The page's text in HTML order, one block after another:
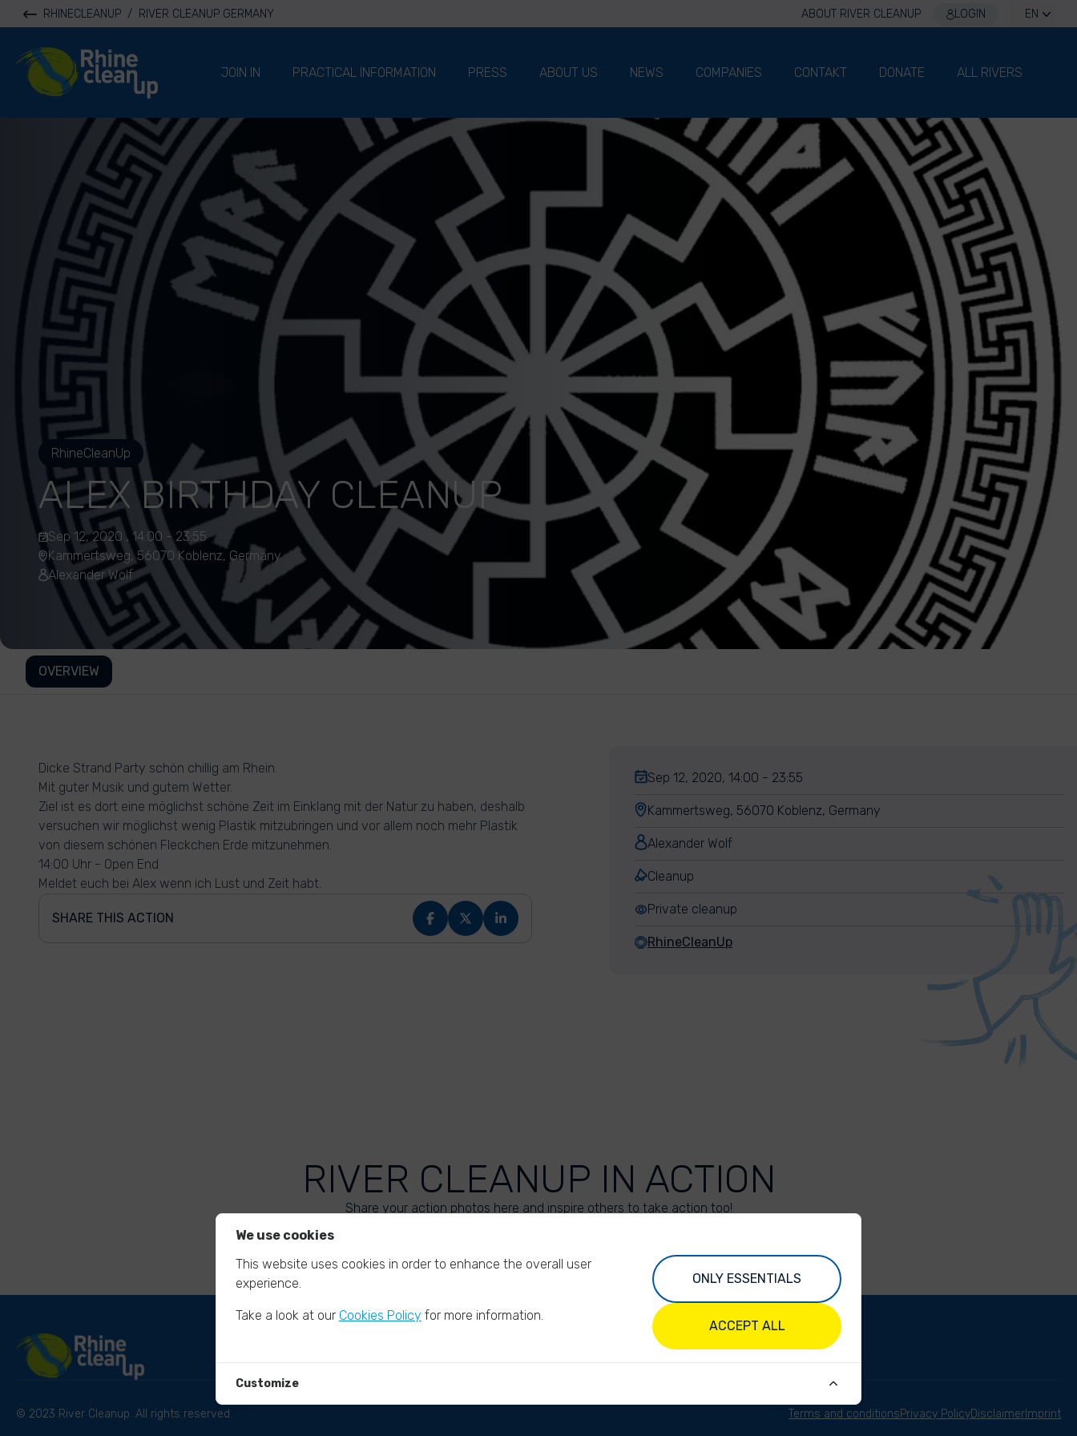
RHINECLEANUP / RIVER CLEANUP GERMANY ABOUT RIVER CLEANUP LOGIN EN
River Cleanup
JOIN IN
PRACTICAL INFORMATION PRESS ABOUT US NEWS COMPANIES CONTAKT DONATE ALL RIVERS
RhineCleanUp
ALEX BIRTHDAY CLEANUP
Sep 12, 2020 , 14:00 - 23:55
Kammertsweg, 56070 Koblenz, Germany
Alexander Wolf
OVERVIEW
Dicke Strand Party schön chillig am Rhein.
Mit guter Musik und gutem Wetter.
Ziel ist es dort eine möglichst schöne Zeit im Einklang mit der Natur zu haben, deshalb
versuchen wir möglichst wenig Plastik mitzubringen und vor allem noch mehr Plastik
von diesem schönen Fleckchen Erde mitzunehmen.
14:00 Uhr - Open End
Meldet euch bei Alex wenn ich Lust und Zeit habt.
SHARE THIS ACTION
Sep 12, 2020, 14:00 - 23:55
Kammertsweg, 56070 Koblenz, Germany
Alexander Wolf
Cleanup
Private cleanup
RhineCleanUp
RIVER CLEANUP IN ACTION
Share your action photos here and inspire others to take action too!
© 2023 River Cleanup. All rights reserved. Terms and conditionsPrivacy PolicyDisclaimer Imprint
We use cookies
This website uses cookies in order to enhance the overall user
experience.
Take a look at our Cookies Policy for more information.
ONLY ESSENTIALS
ACCEPT ALL
Customize